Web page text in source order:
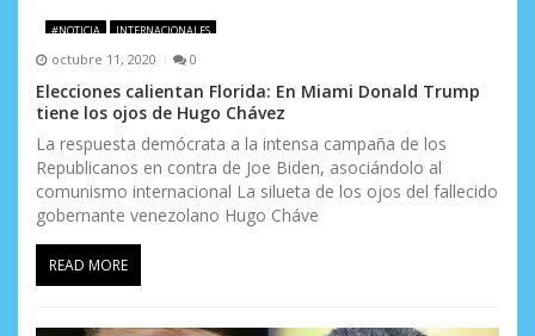
#NOTICIA INTERNACIONALES
octubre 11, 2020 0
Elecciones calientan Florida: En Miami Donald Trump
tiene los ojos de Hugo Chávez
La respuesta demócrata a la intensa campaña de los
Republicanos en contra de Joe Biden, asociándolo al
comunismo internacional La silueta de los ojos del fallecido
gobernante venezolano Hugo Cháve
READ MORE